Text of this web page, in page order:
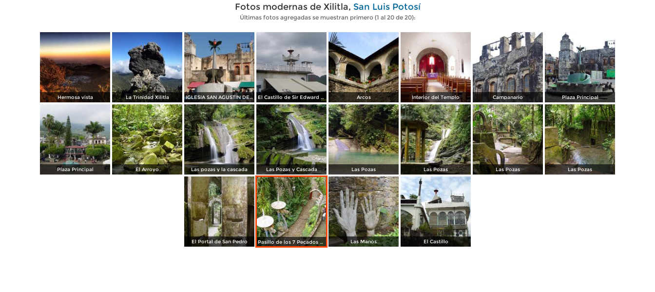
Fotos modernas de Xilitla, San Luis Potosí
Últimas fotos agregadas se muestran primero (1 al 20 de 20):
Hermosa vista La Trinidad Xilitla IGLESIA SAN AGUSTIN DE XILITLA El Castillo de Sir Edward James Arcos Interior del Templo Campanario Plaza Principal
Plaza Principal El Arroyo Las pozas y la cascada Las Pozas y Cascada Las Pozas Las Pozas Las Pozas Las Pozas
El Portal de San Pedro Pasillo de los 7 Pecados Capitales Las Manos El Castillo